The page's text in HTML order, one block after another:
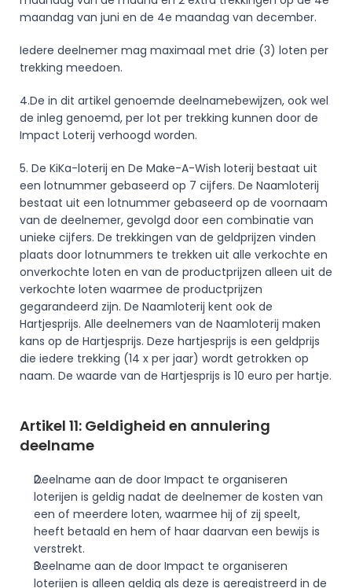
maandag van juni en de 4e maandag van december.
Iedere deelnemer mag maximaal met drie (3) loten per
trekking meedoen.
4.De in dit artikel genoemde deelnamebewijzen, ook wel
de inleg genoemd, per lot per trekking kunnen door de
Impact Loterij verhoogd worden.
5. De KiKa-loterij en De Make-A-Wish loterij bestaat uit
een lotnummer gebaseerd op 7 cijfers. De Naamloterij
bestaat uit een lotnummer gebaseerd op de voornaam
van de deelnemer, gevolgd door een combinatie van
unieke cijfers. De trekkingen van de geldprijzen vinden
plaats door lotnummers te trekken uit alle verkochte en
onverkochte loten en van de productprijzen alleen uit de
verkochte loten waarmee de productprijzen
gegarandeerd zijn. De Naamloterij kent ook de
Hartjesprijs. Alle deelnemers van de Naamloterij maken
kans op de Hartjesprijs. Deze hartjesprijs is een geldprijs
die iedere trekking (14 x per jaar) wordt getrokken op
naam. De waarde van de Hartjesprijs is 10 euro per hartje.
Artikel 11: Geldigheid en annulering
deelname
Deelname aan de door Impact te organiseren
loterijen is geldig nadat de deelnemer de kosten van
een of meerdere loten, waarmee hij of zij speelt,
heeft betaald en hem of haar daarvan een bewijs is
verstrekt.
Deelname aan de door Impact te organiseren
loterijen is alleen geldig als deze is geregistreerd in de